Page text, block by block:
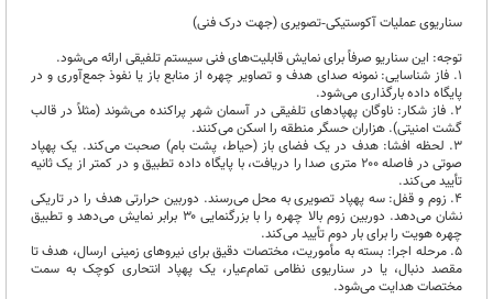
سناریوی عملیات آکوستیکی‑تصویری (جهت درک فنی)
توجه: این سناریو صرفاً برای نمایش قابلیت‌های فنی سیستم تلفیقی ارائه می‌شود.
۱. فاز شناسایی: نمونه صدای هدف و تصاویر چهره از منابع باز یا نفوذ جمع‌آوری و در
پایگاه داده بارگذاری می‌شود.
۲. فاز شکار: ناوگان پهپادهای تلفیقی در آسمان شهر پراکنده می‌شوند (مثلاً در قالب
گشت امنیتی). هزاران حسگر منطقه را اسکن می‌کنند.
۳. لحظه افشا: هدف در یک فضای باز (حیاط، پشت بام) صحبت می‌کند. یک پهپاد
صوتی در فاصله ۲۰۰ متری صدا را دریافت، با پایگاه داده تطبیق و در کمتر از یک ثانیه
تأیید می‌کند.
۴. زوم و قفل: سه پهپاد تصویری به محل می‌رسند. دوربین حرارتی هدف را در تاریکی
نشان می‌دهد. دوربین زوم بالا چهره را با بزرگنمایی ۳۰ برابر نمایش می‌دهد و تطبیق
چهره هویت را برای بار دوم تأیید می‌کند.
۵. مرحله اجرا: بسته به مأموریت، مختصات دقیق برای نیروهای زمینی ارسال، هدف تا
مقصد دنبال، یا در سناریوی نظامی تمام‌عیار، یک پهپاد انتحاری کوچک به سمت
مختصات هدایت می‌شود.